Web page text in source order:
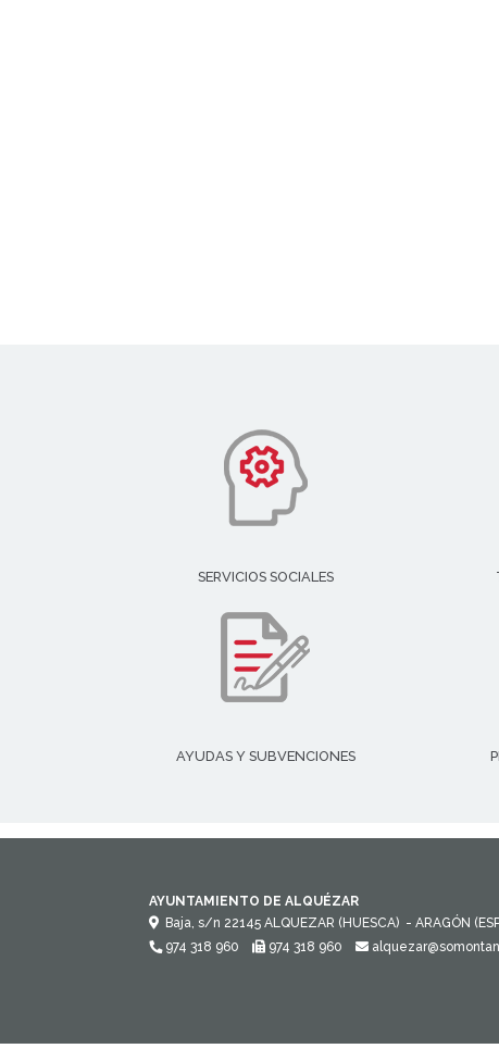
SERVICIOS SOCIALES
AYUDAS Y SUBVENCIONES
AYUNTAMIENTO DE ALQUÉZAR
Baja, s/n 22145 ALQUEZAR (HUESCA) - ARAGÓN
974 318 960
974 318 960